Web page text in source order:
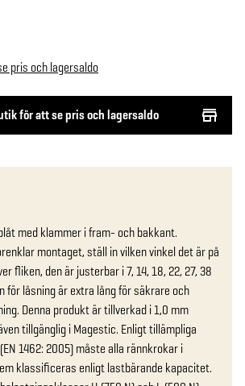
för att se pris och lagersaldo
pris och lagersaldo
med klammer i fram- och bakkant.
montaget, ställ in vilken vinkel det är på
fliken, den är justerbar i 7, 14, 18, 22, 27, 38
för låsning är extra lång för säkrare och
Denna produkt är tillverkad i 1,0 mm
tillgänglig i Magestic. Enligt tillämpliga
1462: 2005) måste alla rännkrokar i
klassificeras enligt lastbärande kapacitet.